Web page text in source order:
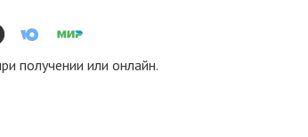
получении или онлайн.